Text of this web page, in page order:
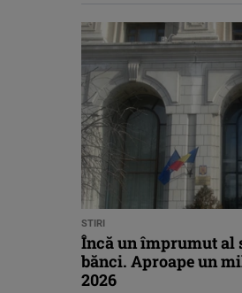
STIRI
Încă un împrumut al
bănci. Aproape un
2026